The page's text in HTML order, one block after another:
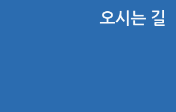
오시는 길